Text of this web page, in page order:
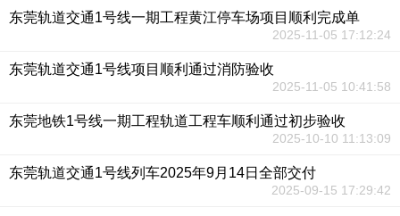
东莞轨道交通1号线一期工程黄江停车场项目顺利完成单
2025-11-05 17:12:24
东莞轨道交通1号线项目顺利通过消防验收
2025-11-05 10:41:58
东莞地铁1号线一期工程轨道工程车顺利通过初步验收
2025-10-10 11:13:09
东莞轨道交通1号线列车2025年9月14日全部交付
2025-09-15 17:29:42